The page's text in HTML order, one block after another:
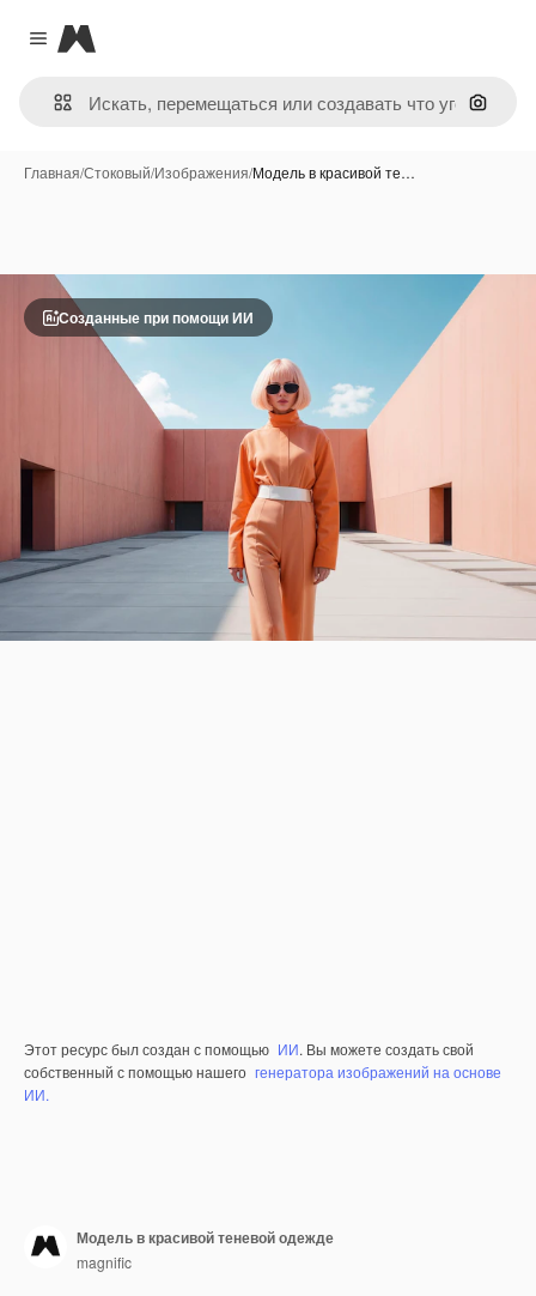
Close menu
Magnific
Поиск
Главная/Стоковый/Изображения/Модель в красивой те…
Созданные при помощи ИИ
Этот ресурс был создан с помощью ИИ. Вы можете создать свой
собственный с помощью нашего генератора изображений на основе
ИИ.
Модель в красивой теневой одежде
magnific